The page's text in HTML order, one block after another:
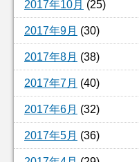
2017年10月 (25)
2017年9月 (30)
2017年8月 (38)
2017年7月 (40)
2017年6月 (32)
2017年5月 (36)